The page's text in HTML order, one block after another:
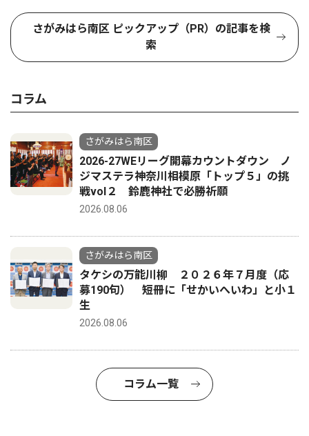
さがみはら南区 ピックアップ（PR）の記事を検
索
コラム
さがみはら南区
2026-27WEリーグ開幕カウントダウン ノ
ジマステラ神奈川相模原「トップ５」の挑
戦vol２ 鈴鹿神社で必勝祈願
2026.08.06
さがみはら南区
タケシの万能川柳 ２０２６年７月度（応
募190句） 短冊に「せかいへいわ」と小１
生
2026.08.06
コラム一覧